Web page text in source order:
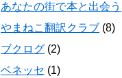
あなたの街で本と出会う
やまねこ翻訳クラブ (8)
ブクログ (2)
ベネッセ (1)